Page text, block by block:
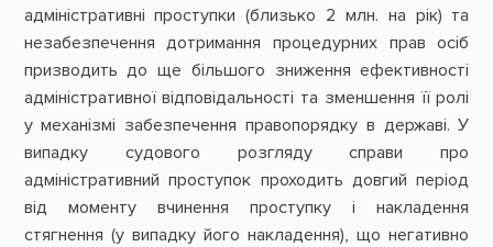
адміністративні проступки (близько 2 млн. на рік) та
незабезпечення дотримання процедурних прав осіб
призводить до ще більшого зниження ефективності
адміністративної відповідальності та зменшення її ролі
у механізмі забезпечення правопорядку в державі. У
випадку судового розгляду справи про
адміністративний проступок проходить довгий період
від моменту вчинення проступку і накладення
стягнення (у випадку його накладення), що негативно